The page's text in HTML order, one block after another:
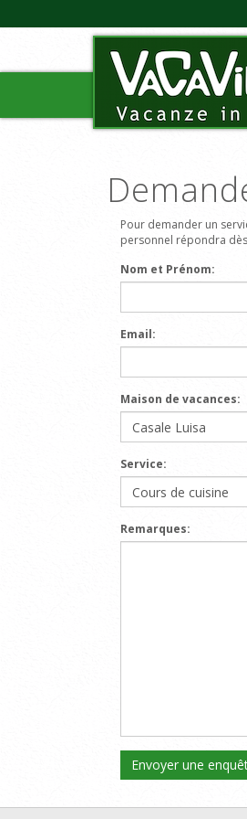
Pour demander un
personnel répondra
Nom et Prénom:
Email:
Maison de vacances:
Service:
Remarques: